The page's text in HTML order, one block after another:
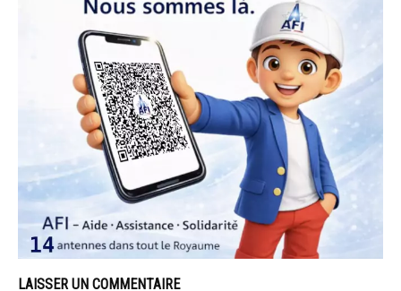
LAISSER UN COMMENTAIRE